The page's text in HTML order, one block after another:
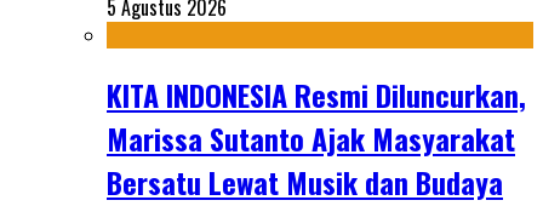
5 Agustus 2026
KITA INDONESIA Resmi Diluncurkan,
Marissa Sutanto Ajak Masyarakat
Bersatu Lewat Musik dan Budaya